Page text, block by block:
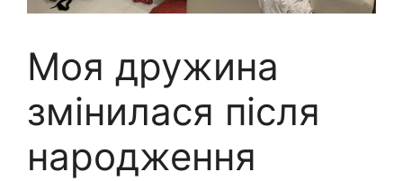
Моя дружина
змінилася після
народження